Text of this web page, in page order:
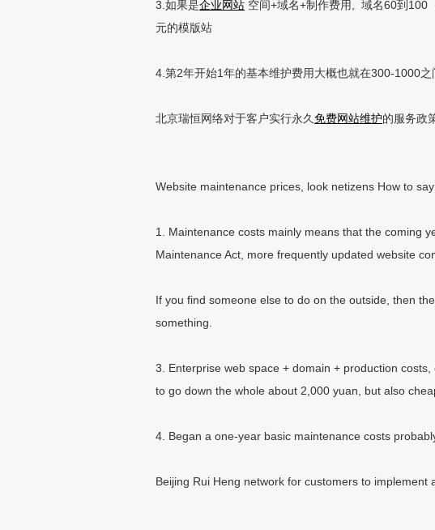
3.如果是企业网站 空间+域名+制作费用, 域名60到100
元的模版站
4.第2年开始1年的基本维护费用大概也就在300-1000
北京瑞恒网络对于客户实行永久 免费网站维护的服务政
Website maintenance prices, look netizens How to
1. Maintenance costs mainly means that the coming
Maintenance Act, more frequently updated website
If you find someone else to do on the outside, then
something.
3. Enterprise web space + domain + production
to go down the whole about 2,000 yuan, but also
4. Began a one-year basic maintenance costs
Beijing Rui Heng network for customers to implement